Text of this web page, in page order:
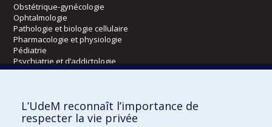
Obstétrique-gynécologie
Ophtalmologie
Pathologie et biologie cellulaire
Pharmacologie et physiologie
Pédiatrie
Psychiatrie et d’addictologie
Radiologie, radio-oncologie et médecine nucléaire
Écoles
L’UdeM reconnaît l’importance de
respecter la vie privée